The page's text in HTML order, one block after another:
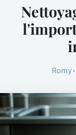
Romy•